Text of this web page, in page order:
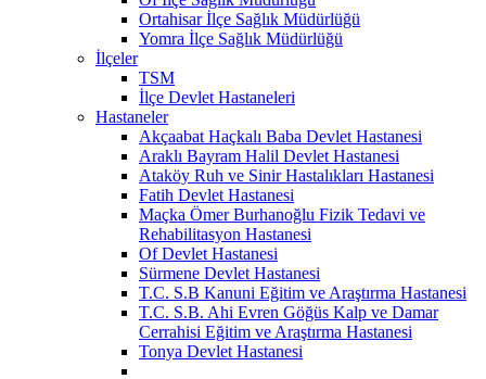
Ortahisar İlçe Sağlık Müdürlüğü
Yomra İlçe Sağlık Müdürlüğü
İlçeler
TSM
İlçe Devlet Hastaneleri
Hastaneler
Akçaabat Haçkalı Baba Devlet Hastanesi
Araklı Bayram Halil Devlet Hastanesi
Ataköy Ruh ve Sinir Hastalıkları Hastanesi
Fatih Devlet Hastanesi
Maçka Ömer Burhanoğlu Fizik Tedavi ve
Rehabilitasyon Hastanesi
Of Devlet Hastanesi
Sürmene Devlet Hastanesi
T.C. S.B Kanuni Eğitim ve Araştırma Hastanesi
T.C. S.B. Ahi Evren Göğüs Kalp ve Damar
Cerrahisi Eğitim ve Araştırma Hastanesi
Tonya Devlet Hastanesi